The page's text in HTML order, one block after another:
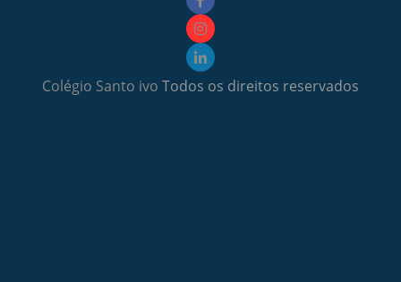
Colégio Santo ivo Todos os direitos reservados